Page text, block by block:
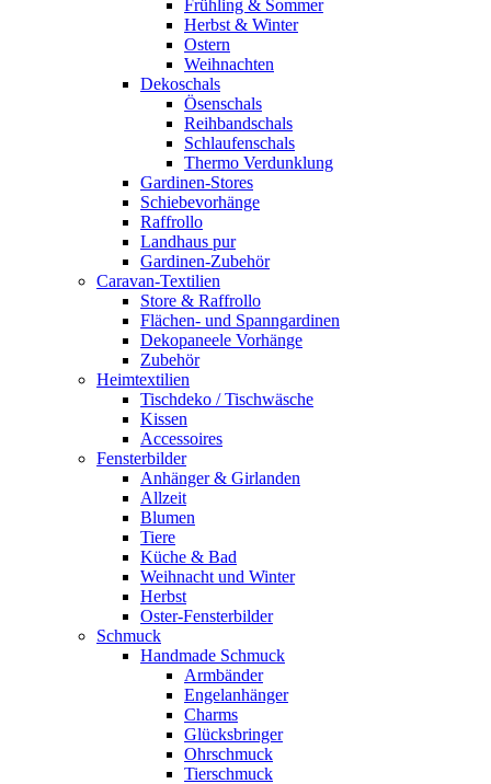
Frühling & Sommer
Herbst & Winter
Ostern
Weihnachten
Dekoschals
Ösenschals
Reihbandschals
Schlaufenschals
Thermo Verdunklung
Gardinen-Stores
Schiebevorhänge
Raffrollo
Landhaus pur
Gardinen-Zubehör
Caravan-Textilien
Store & Raffrollo
Flächen- und Spanngardinen
Dekopaneele Vorhänge
Zubehör
Heimtextilien
Tischdeko / Tischwäsche
Kissen
Accessoires
Fensterbilder
Anhänger & Girlanden
Allzeit
Blumen
Tiere
Küche & Bad
Weihnacht und Winter
Herbst
Oster-Fensterbilder
Schmuck
Handmade Schmuck
Armbänder
Engelanhänger
Charms
Glücksbringer
Ohrschmuck
Tierschmuck